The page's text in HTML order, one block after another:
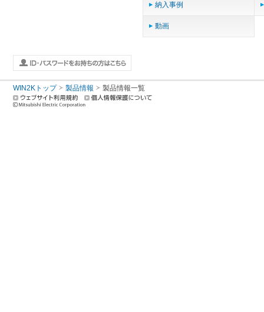
納入事例
動画
WIN2Kトップ 製品情報 製品情報一覧